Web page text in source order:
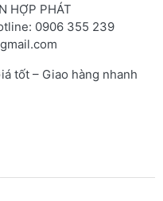
HỢP PHÁT
0906 355 239
tốt – Giao hàng nhanh